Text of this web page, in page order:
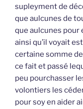
supleyment de
que aulcunes de
que aulcunes pour
ainsi qu’il voyait
certaine somme
ce fait et passé
peu pourchasser
volontiers les
pour soy en aider